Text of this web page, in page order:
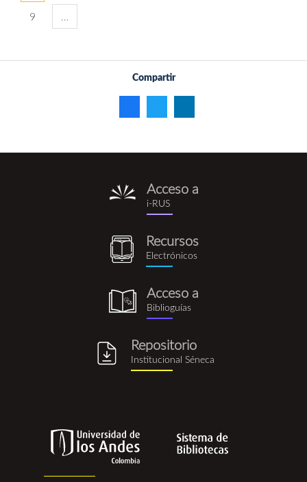
9
Compartir
i-
rus.png
Acceso a
i-RUS
recursos_electronicos.png
Recursos
Electrónicos
biblioguia.png
Acceso a
Biblioguías
Repositorio
Institucional Séneca